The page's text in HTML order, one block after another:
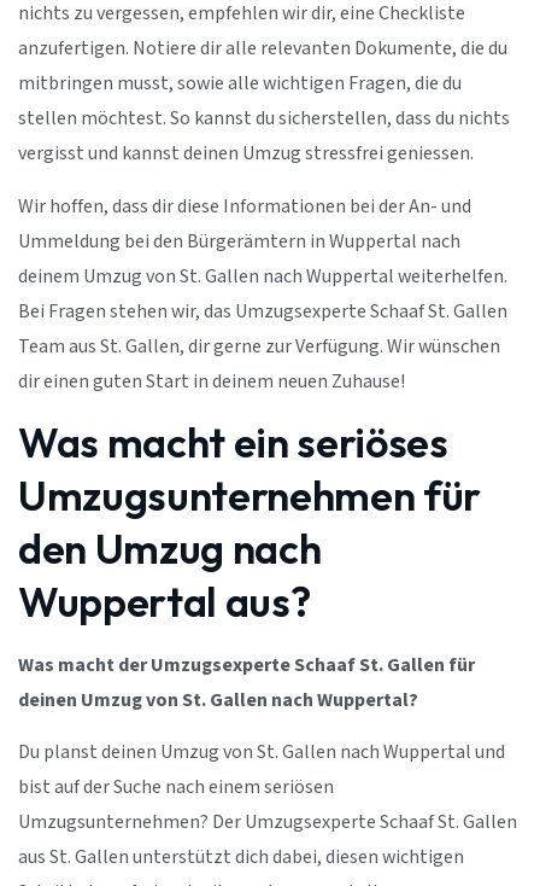
nichts zu vergessen, empfehlen wir dir, eine Checkliste
anzufertigen. Notiere dir alle relevanten Dokumente, die du
mitbringen musst, sowie alle wichtigen Fragen, die du
stellen möchtest. So kannst du sicherstellen, dass du nichts
vergisst und kannst deinen Umzug stressfrei geniessen.
Wir hoffen, dass dir diese Informationen bei der An- und
Ummeldung bei den Bürgerämtern in Wuppertal nach
deinem Umzug von St. Gallen nach Wuppertal weiterhelfen.
Bei Fragen stehen wir, das Umzugsexperte Schaaf St. Gallen
Team aus St. Gallen, dir gerne zur Verfügung. Wir wünschen
dir einen guten Start in deinem neuen Zuhause!
Was macht ein seriöses
Umzugsunternehmen für
den Umzug nach
Wuppertal aus?
Was macht der Umzugsexperte Schaaf St. Gallen für
deinen Umzug von St. Gallen nach Wuppertal?
Du planst deinen Umzug von St. Gallen nach Wuppertal und
bist auf der Suche nach einem seriösen
Umzugsunternehmen? Der Umzugsexperte Schaaf St. Gallen
aus St. Gallen unterstützt dich dabei, diesen wichtigen